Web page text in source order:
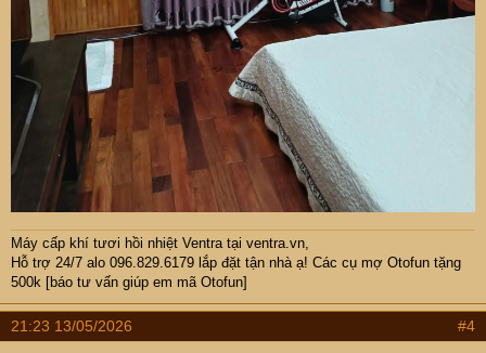
Máy cấp khí tươi hồi nhiệt Ventratại ventra.vn,
Hỗ trợ 24/7 alo 096.829.6179 lắp đặt tận nhà ạ! Các cụ mợ Otofun tặng
500k [báo tư vấn giúp em mã Otofun]
21:23 13/05/2026 #4